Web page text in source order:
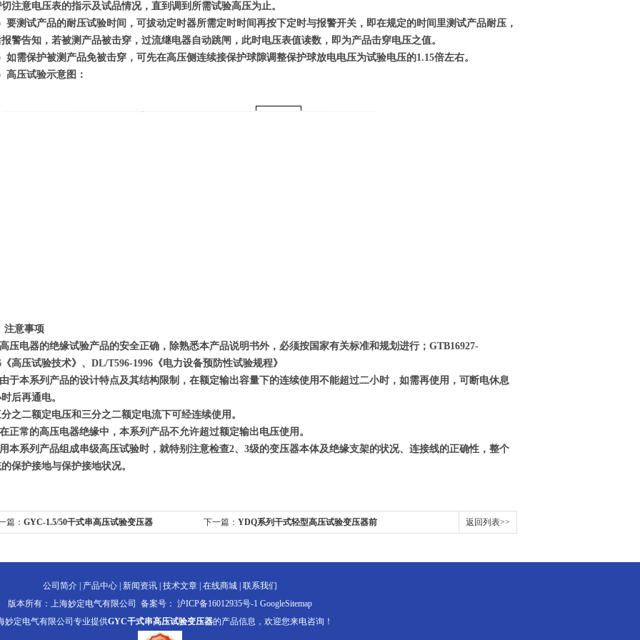
注意电压表的指示及试品情况，直到调到所需试验高压为止。
）要测试产品的耐压试验时间，可拔动定时器所需定时时间再按下定时与报警开关，即在规定的时间里测试产品耐压，
警告知，若被测产品被击穿，过流继电器自动跳闸，此时电压表值读数，即为产品击穿电压之值。
）如需保护被测产品免被击穿，可先在高压侧连续接保护球隙调整保护球放电电压为试验电压的1.15倍左右。
高压试验示意图：
注意事项
高压电器的绝缘试验产品的安全正确，除熟悉本产品说明书外，必须按国家有关标准和规划进行；GTB16927-
《高压试验技术》、DL/T596-1996《电力设备预防性试验规程》
由于本系列产品的设计特点及其结构限制，在额定输出容量下的连续使用不能超过二小时，如需再使用，可断电休息
后再通电。
之二额定电压和三分之二额定电流下可经连续使用。
在正常的高压电器绝缘中，本系列产品不允许超过额定输出电压使用。
用本系列产品组成串级高压试验时，就特别注意检查2、3级的变压器本体及绝缘支架的状况、连接线的正确性，整个
保护接地与保护接地状况。
篇： GYC-1.5/50干式串高压试验变压器 下一篇： YDQ系列干式轻型高压试验变压器前 返回列表>>
公司简介 产品中心 新闻资讯 技术文章 在线商城 联系我们
版本所有：上海妙定电气有限公司 备案号： 沪ICP备16012935号-1 GoogleSitemap
妙定电气有限公司专业提供GYC干式串高压试验变压器的产品信息，欢迎您来电咨询！